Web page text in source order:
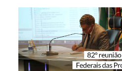
No
Conselhão